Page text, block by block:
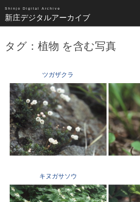
Shinjo Digital Archive
新庄デジタルアーカイブ
近世（14） 近代（19）
写真全一覧
タグ全一覧
新庄デジタルアーカイブについて
TOPページ
タグ：植物 を含む写真
ツガザクラ
キヌガサソウ